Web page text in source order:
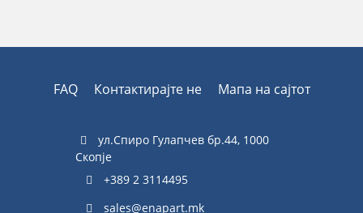
FAQ Контактирајте не Мапа на сајтот
ул.Спиро Гулапчев бр.44, 1000
Скопје
+389 2 3114495
sales@enapart.mk